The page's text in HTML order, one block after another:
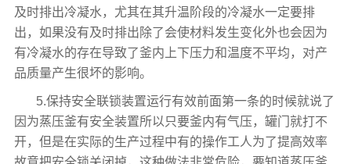
及时排出冷凝水，尤其在其升温阶段的冷凝水一定要排
出，如果没有及时排出除了会使材料发生变化外也会因为
有冷凝水的存在导致了釜内上下压力和温度不平均，对产
品质量产生很坏的影响。
5.保持安全联锁装置运行有效前面第一条的时候就说了
因为蒸压釜有安全装置所以只要釜内有气压，罐门就打不
开，但是在实际的生产过程中有的操作工人为了提高效率